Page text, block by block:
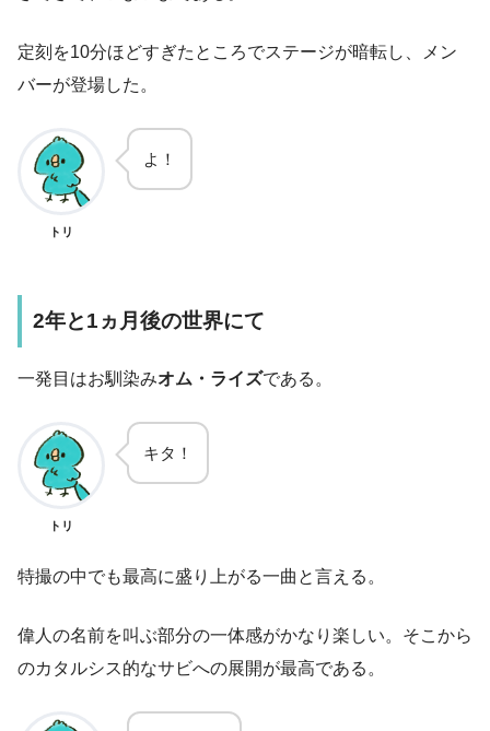
定刻を10分ほどすぎたところでステージが暗転し、メン
バーが登場した。
トリ
よ！
2年と1ヵ月後の世界にて
一発目はお馴染みオム・ライズである。
トリ
キタ！
特撮の中でも最高に盛り上がる一曲と言える。
偉人の名前を叫ぶ部分の一体感がかなり楽しい。そこから
のカタルシス的なサビへの展開が最高である。